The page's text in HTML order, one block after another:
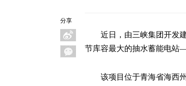
分享
近日，由三峡集团开发
节库容最大的抽水蓄能电站
该项目位于青海省海西